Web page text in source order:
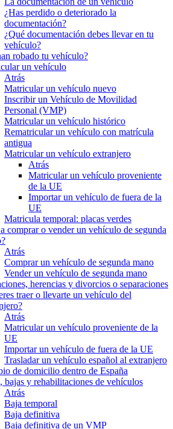
¿Has perdido o deteriorado la
documentación?
¿Qué documentación debes llevar en tu
vehículo?
robado tu vehículo?
un vehículo
Atrás
Matricular un vehículo nuevo
Inscribir un Vehículo de Movilidad
Personal (VMP)
Matricular un vehículo histórico
Rematricular un vehículo con matrícula
antigua
Matricular un vehículo extranjero
Atrás
Matricular un vehículo proveniente
de la UE
Importar un vehículo de fuera de la
UE
Matricula temporal: placas verdes
a comprar o vender un vehículo de segunda
Atrás
Comprar un vehículo de segunda mano
Vender un vehículo de segunda mano
herencias y divorcios o separaciones
traer o llevarte un vehículo del
Atrás
Matricular un vehículo proveniente de la
UE
Importar un vehículo de fuera de la UE
Trasladar un vehículo español al extranjero
de domicilio dentro de España
bajas y rehabilitaciones de vehículos
Atrás
Baja temporal
Baja definitiva
Baja definitiva de un VMP